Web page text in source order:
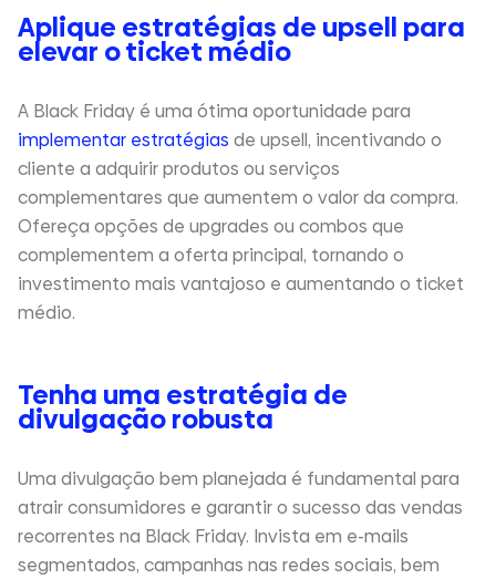
Aplique estratégias de upsell para
elevar o ticket médio
A Black Friday é uma ótima oportunidade para
implementar estratégias de upsell, incentivando o
cliente a adquirir produtos ou serviços
complementares que aumentem o valor da compra.
Ofereça opções de upgrades ou combos que
complementem a oferta principal, tornando o
investimento mais vantajoso e aumentando o ticket
médio.
Tenha uma estratégia de
divulgação robusta
Uma divulgação bem planejada é fundamental para
atrair consumidores e garantir o sucesso das vendas
recorrentes na Black Friday. Invista em e-mails
segmentados, campanhas nas redes sociais, bem